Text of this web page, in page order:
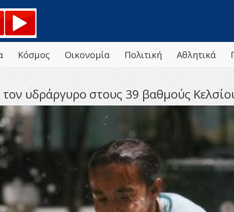
Κόσμος Οικονομία Πολιτική Αθλητικά
υδράργυρο στους 39 βαθμούς